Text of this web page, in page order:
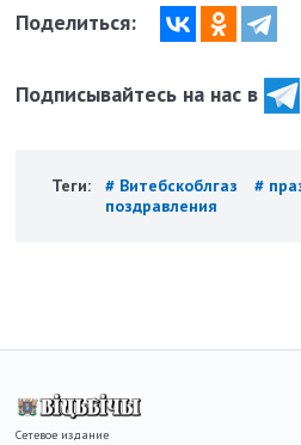
Поделиться:
Подписывайтесь на нас в
Теги: # Витебскоблгаз #
поздравления
Сетевое издание